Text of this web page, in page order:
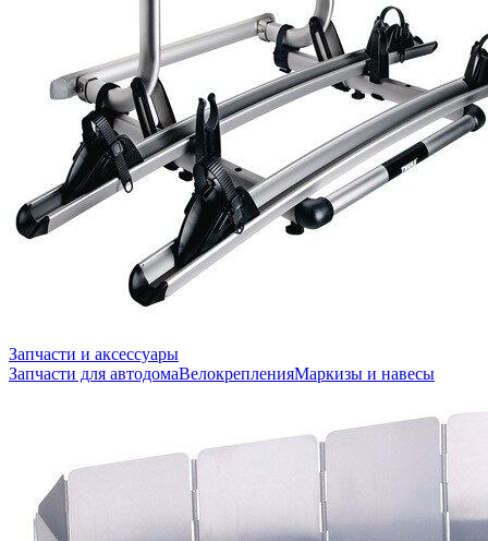
Запчасти и аксессуары
Запчасти для автодомаВелокрепленияМаркизы и навесы